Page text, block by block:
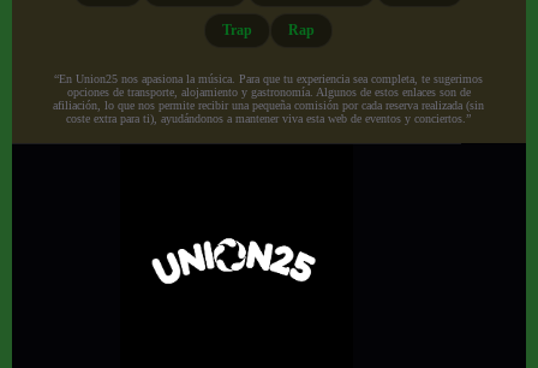
Trap Rap
“En Union25 nos apasiona la música. Para que tu experiencia sea completa, te sugerimos
opciones de transporte, alojamiento y gastronomía. Algunos de estos enlaces son de
afiliación, lo que nos permite recibir una pequeña comisión por cada reserva realizada (sin
coste extra para ti), ayudándonos a mantener viva esta web de eventos y conciertos.”